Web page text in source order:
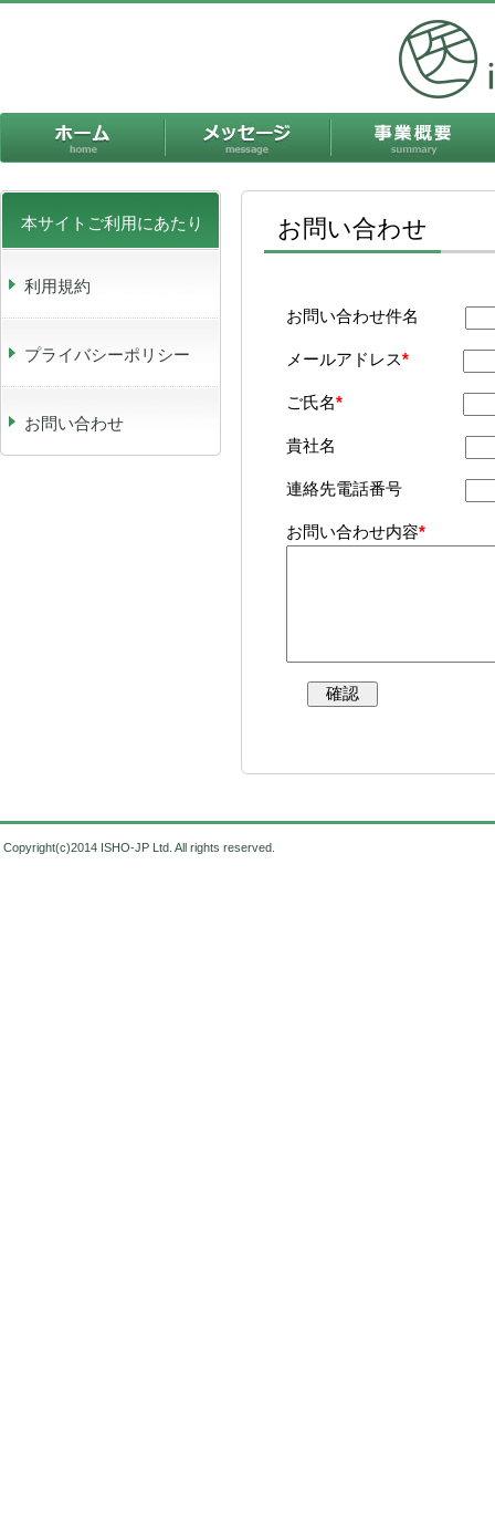
ホーム メッセージ
本サイトご利用にあたり
利用規約
プライバシーポリシー
お問い合わせ
お問い合わせ
お問い合わせ件名
メールアドレス*
ご氏名*
貴社名
連絡先電話番号
お問い合わせ内容*
Copyright(c)2014 ISHO-JP Ltd. All rights reserved.